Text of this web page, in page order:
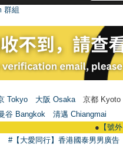
群組
Tokyo 大阪 Osaka 京都 Kyoto
谷 Bangkok
清邁 Chiangmai
【號外
#【大愛同行】香港國泰男男廣告